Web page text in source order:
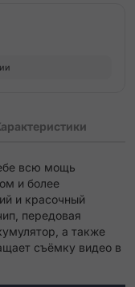
всю мощь
и более
и красочный
передовая
а также
съёмку видео в